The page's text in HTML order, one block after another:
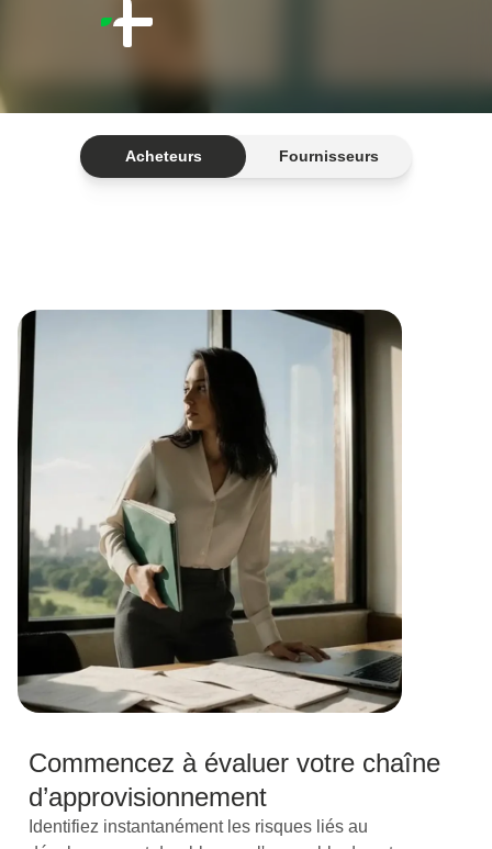
Acheteurs Fournisseurs
Commencez à évaluer votre chaîne
d’approvisionnement
Identifiez instantanément les risques liés au